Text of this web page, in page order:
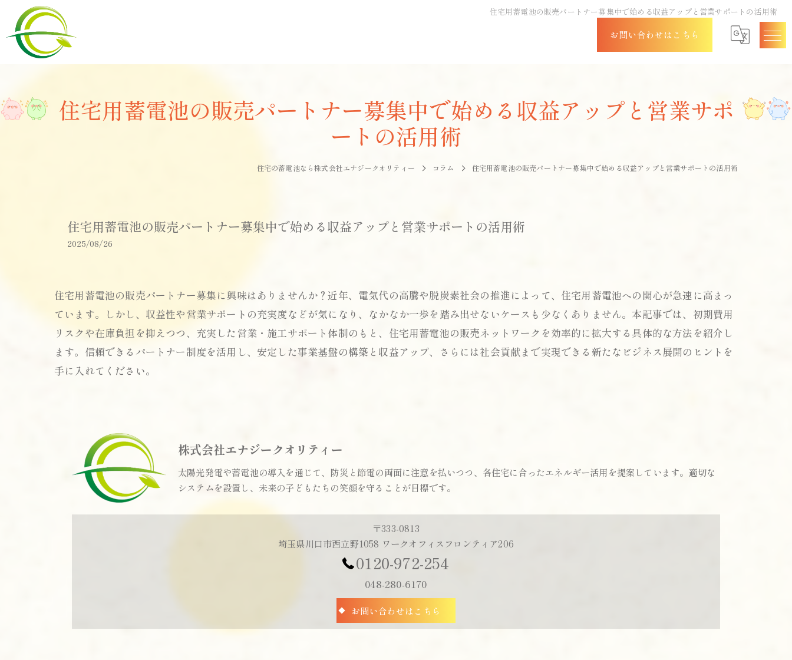
住宅用蓄電池の販売パートナー募集中で始める収益アップと営業サポートの活用術
お問い合わせはこちら
住宅用蓄電池の販売パートナー募集中で始める収益アップと営業サポ
ートの活用術
住宅の蓄電池なら株式会社エナジークオリティー コラム 住宅用蓄電池の販売パートナー募集中で始める収益アップと営業サポートの活用術
住宅用蓄電池の販売パートナー募集中で始める収益アップと営業サポートの活用術
2025/08/26
住宅用蓄電池の販売パートナー募集に興味はありませんか？近年、電気代の高騰や脱炭素社会の推進によって、住宅用蓄電池への関心が急速に高まっ
ています。しかし、収益性や営業サポートの充実度などが気になり、なかなか一歩を踏み出せないケースも少なくありません。本記事では、初期費用
リスクや在庫負担を抑えつつ、充実した営業・施工サポート体制のもと、住宅用蓄電池の販売ネットワークを効率的に拡大する具体的な方法を紹介し
ます。信頼できるパートナー制度を活用し、安定した事業基盤の構築と収益アップ、さらには社会貢献まで実現できる新たなビジネス展開のヒントを
手に入れてください。
株式会社エナジークオリティー
太陽光発電や蓄電池の導入を通じて、防災と節電の両面に注意を払いつつ、各住宅に合ったエネルギー活用を提案しています。適切な
システムを設置し、未来の子どもたちの笑顔を守ることが目標です。
〒333-0813
埼玉県川口市西立野1058 ワークオフィスフロンティア206
0120-972-254
048-280-6170
お問い合わせはこちら